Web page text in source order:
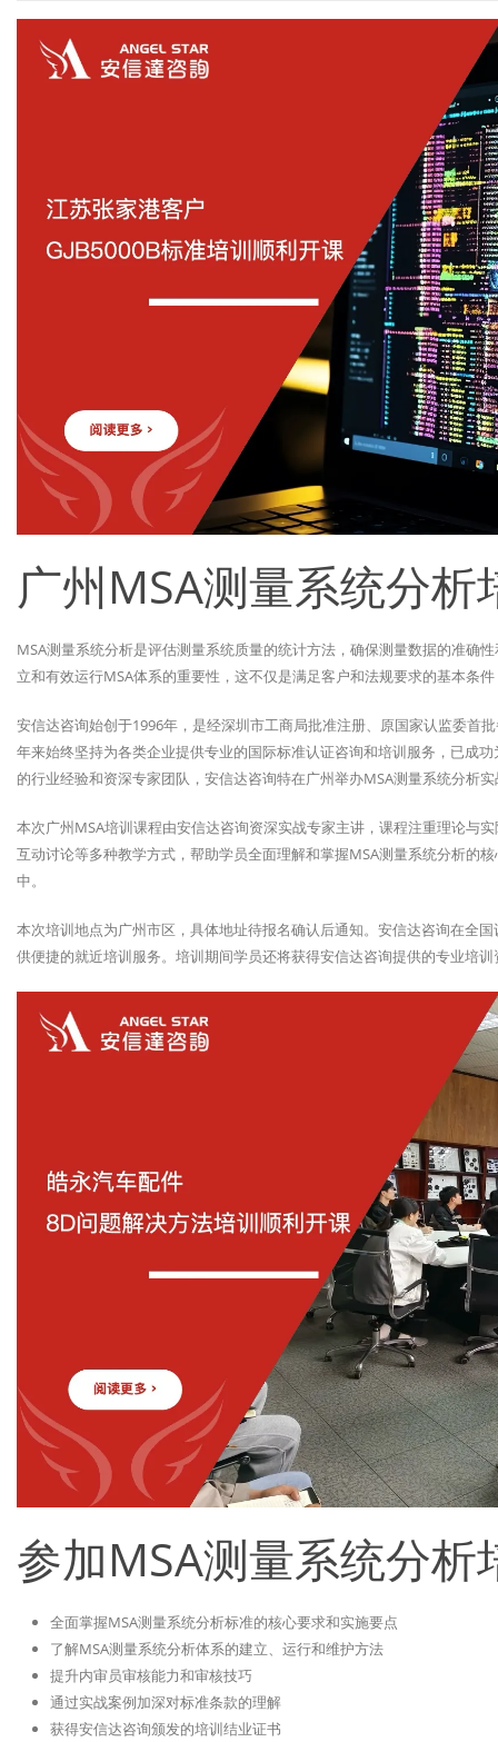
广州MSA测量系统分析
MSA测量系统分析是评估测量系统质量的统计方法，确保测量数据的准确
立和有效运行MSA体系的重要性，这不仅是满足客户和法规要求的基本条
安信达咨询始创于1996年，是经深圳市工商局批准注册、原国家认监委首
年来始终坚持为各类企业提供专业的国际标准认证咨询和培训服务，已成
的行业经验和资深专家团队，安信达咨询特在广州举办MSA测量系统分析
本次广州MSA培训课程由安信达咨询资深实战专家主讲，课程注重理论与
互动讨论等多种教学方式，帮助学员全面理解和掌握MSA测量系统分析的
中。
本次培训地点为广州市区，具体地址待报名确认后通知。安信达咨询在全
供便捷的就近培训服务。培训期间学员还将获得安信达咨询提供的专业培
参加MSA测量系统分析
全面掌握MSA测量系统分析标准的核心要求和实施要点
了解MSA测量系统分析体系的建立、运行和维护方法
提升内审员审核能力和审核技巧
通过实战案例加深对标准条款的理解
获得安信达咨询颁发的培训结业证书